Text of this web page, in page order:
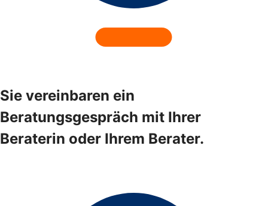
Sie vereinbaren ein
Beratungsgespräch mit Ihrer
Beraterin oder Ihrem Berater.